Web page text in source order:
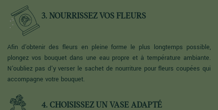
3. NOURRISSEZ VOS FLEURS
Afin d'obtenir des fleurs en pleine forme le plus longtemps possible,
plongez vos bouquet dans une eau propre et à température ambiante.
N'oubliez pas d'y verser le sachet de nourriture pour fleurs coupées qui
accompagne votre bouquet.
4. CHOISISSEZ UN VASE ADAPTÉ